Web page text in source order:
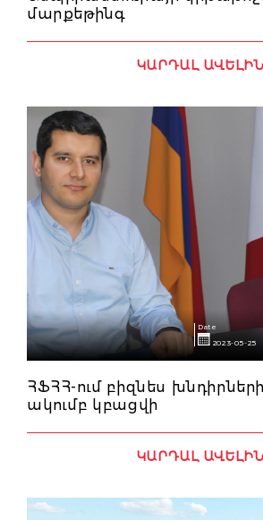
մարքեթինգ
ԿԱՐԴԱԼ ԱՎԵԼԻՆ
Date
2023-05-25
ՀՖՀՀ-ում բիզնես
ակումբ կբացվի
ԿԱՐԴԱԼ ԱՎԵԼԻՆ